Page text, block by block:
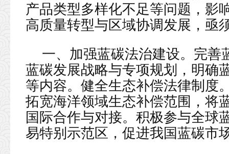
产品类型多样化不足等问题，影
高质量转型与区域协调发展，亟
一、加强蓝碳法治建设。完善
蓝碳发展战略与专项规划，明确
等内容。健全生态补偿法律制度
拓宽海洋领域生态补偿范围，将
国际合作与对接。积极参与全球
易特别示范区，促进我国蓝碳市